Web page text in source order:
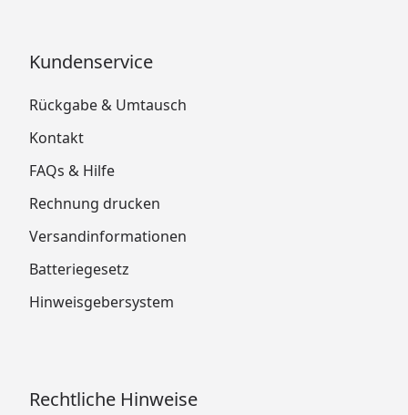
Kundenservice
Rückgabe & Umtausch
Kontakt
FAQs & Hilfe
Rechnung drucken
Versandinformationen
Batteriegesetz
Hinweisgebersystem
Rechtliche Hinweise